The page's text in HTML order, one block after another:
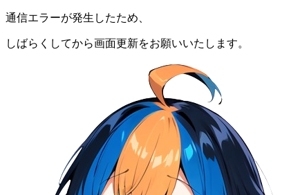
通信エラーが発生したため、
しばらくしてから画面更新をお願いいたします。